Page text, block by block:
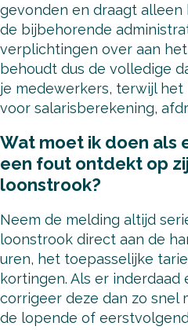
gevonden en draagt
de bijbehorende
verplichtingen over aan
behoudt dus de volledige
je medewerkers, terwijl
voor salarisberekening,
Wat moet ik doen als
een fout ontdekt op
loonstrook?
Neem de melding altijd
loonstrook direct aan de
uren, het toepasselijke
kortingen. Als er inderdaad
corrigeer deze dan zo snel
de lopende of